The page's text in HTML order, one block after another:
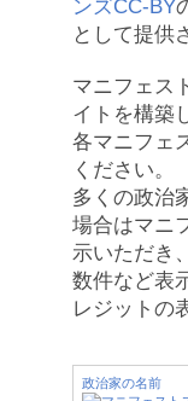
ンズCC-BY
として提供
マニフェス
イトを構築
各マニフェ
ください。
多くの政治
場合はマニ
示いただき、
数件など表
レジットの
政治家の名前